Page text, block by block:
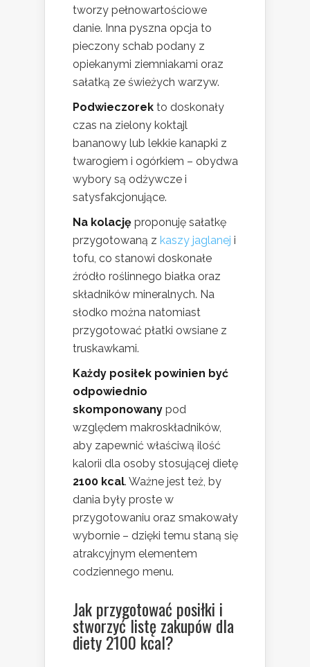
tworzy pełnowartościowe
danie. Inna pyszna opcja to
pieczony schab podany z
opiekanymi ziemniakami oraz
sałatką ze świeżych warzyw.
Podwieczorek to doskonały
czas na zielony koktajl
bananowy lub lekkie kanapki z
twarogiem i ogórkiem – obydwa
wybory są odżywcze i
satysfakcjonujące.
Na kolację proponuję sałatkę
przygotowaną z kaszy jaglanej i
tofu, co stanowi doskonałe
źródło roślinnego białka oraz
składników mineralnych. Na
słodko można natomiast
przygotować płatki owsiane z
truskawkami.
Każdy posiłek powinien być
odpowiednio
skomponowany pod
względem makroskładników,
aby zapewnić właściwą ilość
kalorii dla osoby stosującej dietę
2100 kcal. Ważne jest też, by
dania były proste w
przygotowaniu oraz smakowały
wybornie – dzięki temu staną się
atrakcyjnym elementem
codziennego menu.
Jak przygotować posiłki i
stworzyć listę zakupów dla
diety 2100 kcal?